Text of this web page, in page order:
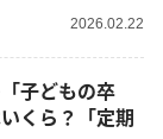
2026.02.22
子どもの卒
くら？「定期